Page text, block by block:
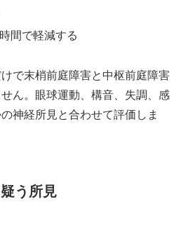
間で軽減する
で末梢前庭障害と中枢前庭障害
ん。眼球運動、構音、失調、感
神経所見と合わせて評価しま
う所見